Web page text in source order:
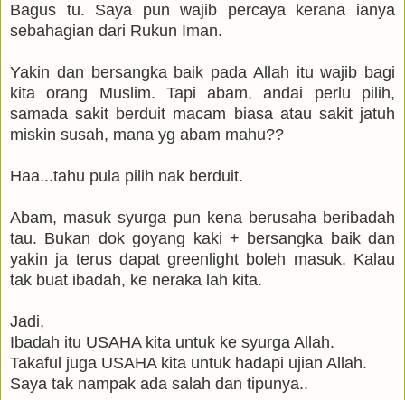
Bagus tu. Saya pun wajib percaya kerana ianya
sebahagian dari Rukun Iman.
Yakin dan bersangka baik pada Allah itu wajib bagi
kita orang Muslim. Tapi abam, andai perlu pilih,
samada sakit berduit macam biasa atau sakit jatuh
miskin susah, mana yg abam mahu??
Haa...tahu pula pilih nak berduit.
Abam, masuk syurga pun kena berusaha beribadah
tau. Bukan dok goyang kaki + bersangka baik dan
yakin ja terus dapat greenlight boleh masuk. Kalau
tak buat ibadah, ke neraka lah kita.
Jadi,
Ibadah itu USAHA kita untuk ke syurga Allah.
Takaful juga USAHA kita untuk hadapi ujian Allah.
Saya tak nampak ada salah dan tipunya..